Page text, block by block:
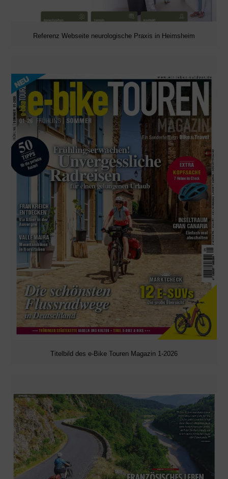
Referenz Webseite neurologische Praxis in Heimsheim
Titelbild des e-Bike Touren Magazin 1-2026